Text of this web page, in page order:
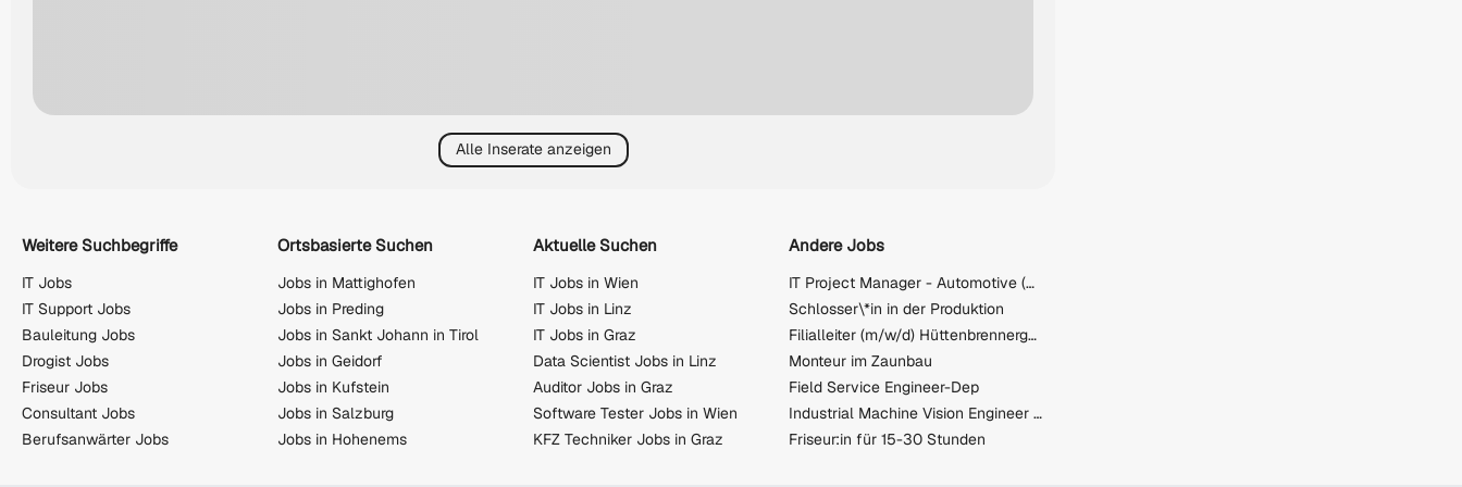
Alle Inserate anzeigen
Weitere Suchbegriffe
IT Jobs
IT Support Jobs
Bauleitung Jobs
Drogist Jobs
Friseur Jobs
Consultant Jobs
Berufsanwärter Jobs
Ortsbasierte Suchen
Jobs in Mattighofen
Jobs in Preding
Jobs in Sankt Johann in Tirol
Jobs in Geidorf
Jobs in Kufstein
Jobs in Salzburg
Jobs in Hohenems
Aktuelle Suchen
IT Jobs in Wien
IT Jobs in Linz
IT Jobs in Graz
Data Scientist Jobs in Linz
Auditor Jobs in Graz
Software Tester Jobs in Wien
KFZ Techniker Jobs in Graz
Andere Jobs
IT Project Manager - Automotive (w/m/d)
Schlosser\*in in der Produktion
Filialleiter (m/w/d) Hüttenbrennergasse 5, 1030 Wien
Monteur im Zaunbau
Field Service Engineer-Dep
Industrial Machine Vision Engineer in Kirchdorf – Vollzeit (m/w/d)
Friseur:in für 15-30 Stunden